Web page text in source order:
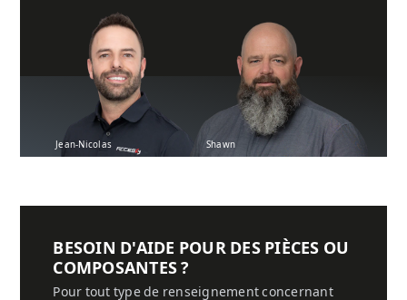
Jean-Nicolas Shawn
BESOIN D'AIDE POUR DES PIÈCES OU
COMPOSANTES ?
Pour tout type de renseignement concernant